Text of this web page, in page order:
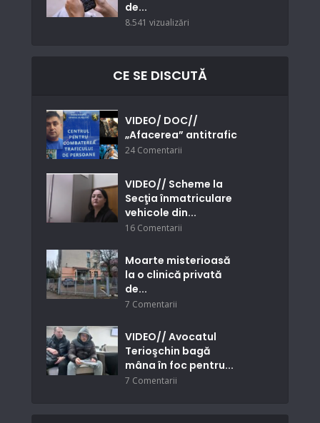
de...
8.541 vizualizări
CE SE DISCUTĂ
VIDEO/ DOC//
„Afacerea” antitrafic
24 Comentarii
VIDEO// Scheme la
Secţia înmatriculare
vehicole din...
16 Comentarii
Moarte misterioasă
la o clinică privată
de...
7 Comentarii
VIDEO// Avocatul
Terioşchin bagă
mâna în foc pentru...
7 Comentarii